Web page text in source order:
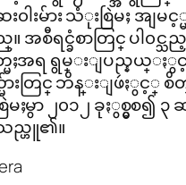
ါးမ်ား သံုးစြဲမႈ အျမ
အစီရင္ခံစာတြင္ ပါ၀င္
မႈအရ ရွမ္းျပည္နယ္
မ်ားတြင္ ဘိန္းျဖဴႏွင့္
မႈမွာ ၂၀၁၂ ခုႏွစ္မွစ၍ ၃
ည္ဟူ၏။